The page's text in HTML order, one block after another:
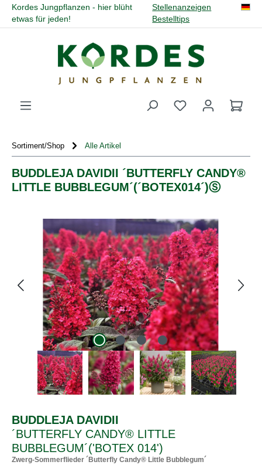
springen
Kordes Jungpflanzen - hier blüht
etwas für jeden!
Stellenanzeigen
Bestelltips
Du hast 0
Sortiment/Shop Alle Artikel
BUDDLEJA DAVIDII ´BUTTERFLY CANDY®
LITTLE BUBBLEGUM´(´BOTEX014´)Ⓢ
Bildergalerie überspringen
BUDDLEJA DAVIDII
´BUTTERFLY CANDY® LITTLE
BUBBLEGUM´('BOTEX 014')
Zwerg-Sommerflieder ´Butterfly Candy® Little Bubblegum´